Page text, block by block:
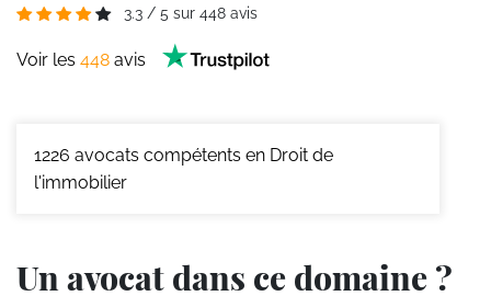
3.3 / 5 sur 448 avis
Voir les 448 avis
1226 avocats compétents en Droit de
l'immobilier
Un avocat dans ce domaine ?